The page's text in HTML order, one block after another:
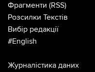
Фрагменти (RSS)
Розсилки Текстів
Вибір редакції
#English
Журналістика даних